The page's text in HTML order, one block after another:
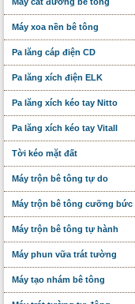
Máy xoa nền bê tông
Pa lăng cáp điện CD
Pa lăng xích điện ELK
Pa lăng xích kéo tay Nitto
Pa lăng xích kéo tay Vitall
Tời kéo mặt đất
Máy trộn bê tông tự do
Máy trộn bê tông cưỡng bức
Máy trộn bê tông tự hành
Máy phun vữa trát tường
Máy tạo nhám bê tông